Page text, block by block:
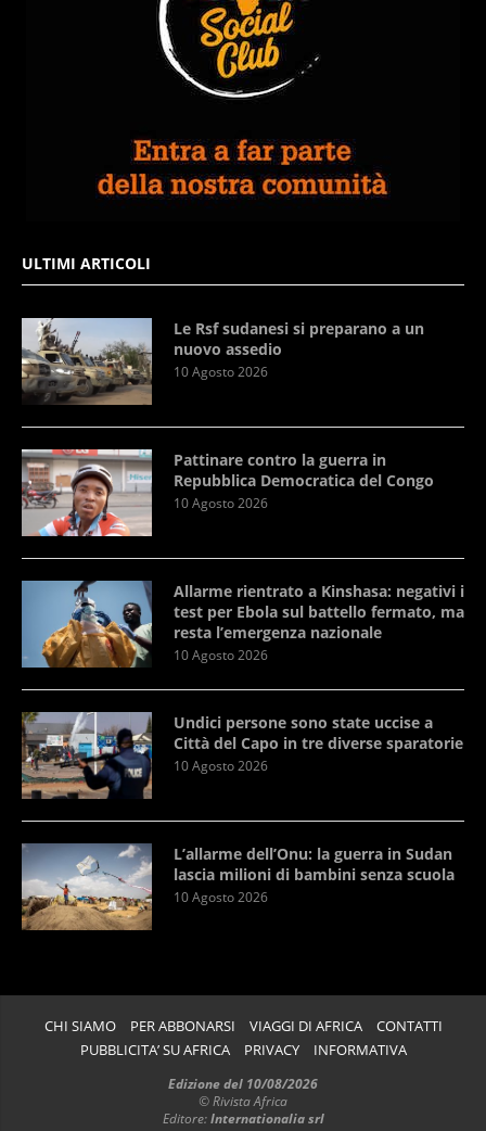
ULTIMI ARTICOLI
Le Rsf sudanesi si preparano a un
nuovo assedio
10 Agosto 2026
Pattinare contro la guerra in
Repubblica Democratica del Congo
10 Agosto 2026
Allarme rientrato a Kinshasa: negativi i
test per Ebola sul battello fermato, ma
resta l’emergenza nazionale
10 Agosto 2026
Undici persone sono state uccise a
Città del Capo in tre diverse sparatorie
10 Agosto 2026
L’allarme dell’Onu: la guerra in Sudan
lascia milioni di bambini senza scuola
10 Agosto 2026
CHI SIAMO PER ABBONARSI VIAGGI DI AFRICA
CONTATTI
PUBBLICITA’ SU AFRICA
PRIVACY
INFORMATIVA
Edizione del 10/08/2026
© Rivista Africa
Editore:Internationalia srl